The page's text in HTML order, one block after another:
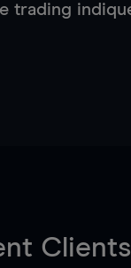
trading
Clients